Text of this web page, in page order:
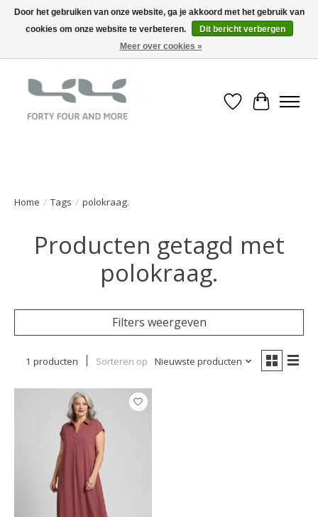
Verlanglijst
Home / Tags / polokraag.
Producten getagd met
polokraag.
Filters weergeven
1 producten Sorteren op Nieuwste producten
Door het gebruiken van onze website, ga je akkoord met het gebruik van
cookies om onze website te verbeteren.
Dit bericht verbergen
Meer over cookies »